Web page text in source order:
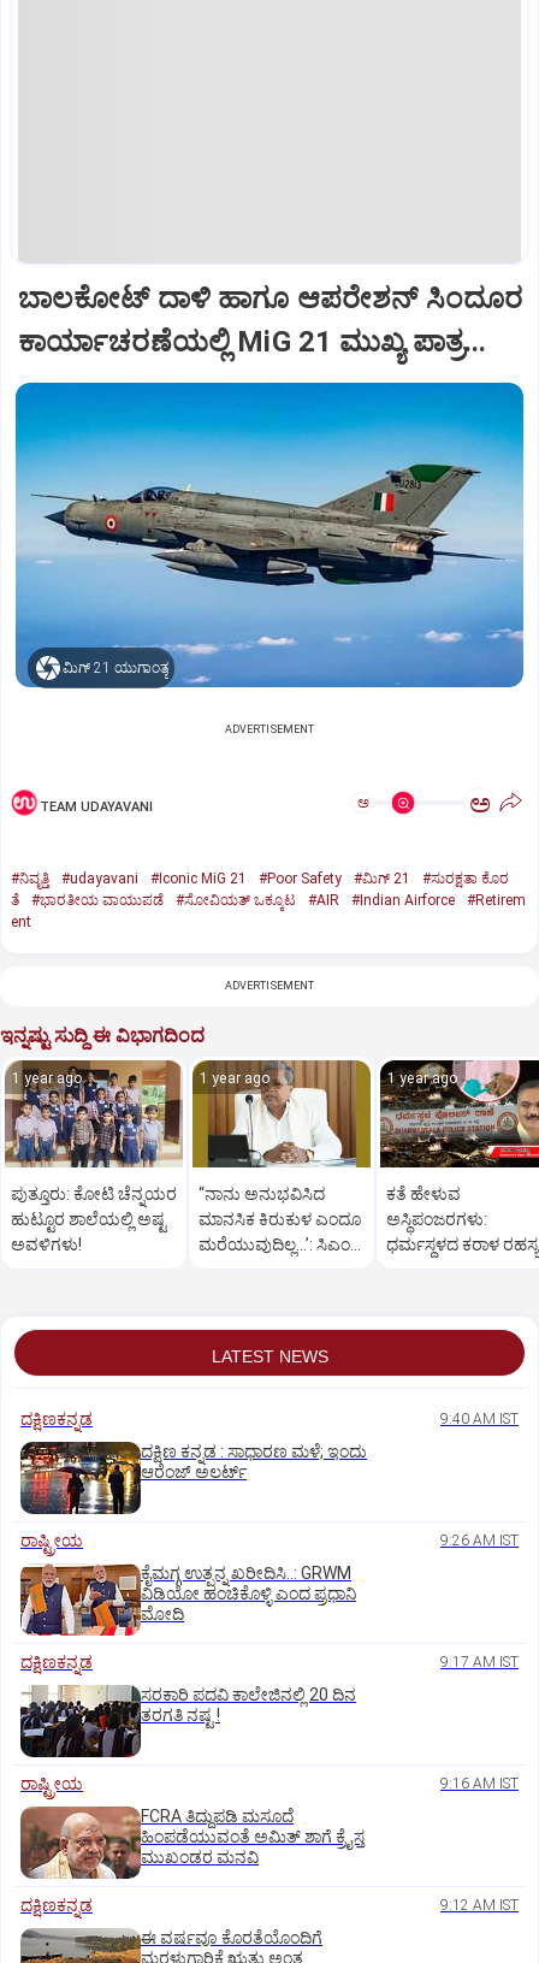
ಬಾಲಕೋಟ್‌ ದಾಳಿ ಹಾಗೂ ಆಪರೇಶನ್‌ ಸಿಂದೂರ
ಕಾರ್ಯಾಚರಣೆಯಲ್ಲಿ MiG 21 ಮುಖ್ಯ ಪಾತ್ರ...
ಮಿಗ್‌ 21 ಯುಗಾಂತ್ಯ
ADVERTISEMENT
TEAM UDAYAVANI ಅ ಅ
#ನಿವೃತ್ತಿ #udayavani #Iconic MiG 21 #Poor Safety #ಮಿಗ್‌ 21
#ಸುರಕ್ಷತಾ ಕೊರ
ತೆ
#ಭಾರತೀಯ ವಾಯುಪಡೆ #ಸೋವಿಯತ್‌ ಒಕ್ಕೂಟ #AIR #Indian Airforce
#Retirem
ent
ADVERTISEMENT
ಇನ್ನಷ್ಟು ಸುದ್ದಿ ಈ ವಿಭಾಗದಿಂದ
1 year ago
ಪುತ್ತೂರು: ಕೋಟಿ ಚೆನ್ನಯರ
ಹುಟ್ಟೂರ ಶಾಲೆಯಲ್ಲಿ ಅಷ್ಟ
ಅವಳಿಗಳು!
1 year ago
“ನಾನು ಅನುಭವಿಸಿದ
ಮಾನಸಿಕ ಕಿರುಕುಳ ಎಂದೂ
ಮರೆಯುವುದಿಲ್ಲ…’: ಸಿಎಂ
1 year ago
ಕತೆ ಹೇಳುವ
ಅಸ್ಥಿಪಂಜರಗಳು:
ಧರ್ಮಸ್ಥಳದ‌ ಕರಾಳ ರಹಸ್ಯ
LATEST NEWS
ದಕ್ಷಿಣಕನ್ನಡ 9:40 AM IST
ದಕ್ಷಿಣ ಕನ್ನಡ : ಸಾಧಾರಣ ಮಳೆ; ಇಂದು
ಆರೆಂಜ್‌ ಅಲರ್ಟ್
ರಾಷ್ಟ್ರೀಯ 9:26 AM IST
ಕೈಮಗ್ಗ ಉತ್ಪನ್ನ ಖರೀದಿಸಿ..: GRWM
ವಿಡಿಯೋ ಹಂಚಿಕೊಳ್ಳಿ ಎಂದ ಪ್ರಧಾನಿ
ಮೋದಿ
ದಕ್ಷಿಣಕನ್ನಡ 9:17 AM IST
ಸರಕಾರಿ ಪದವಿ ಕಾಲೇಜಿನಲ್ಲಿ 20 ದಿನ
ತರಗತಿ ನಷ್ಟ !
ರಾಷ್ಟ್ರೀಯ 9:16 AM IST
FCRA ತಿದ್ದುಪಡಿ ಮಸೂದೆ
ಹಿಂಪಡೆಯುವಂತೆ ಅಮಿತ್‌ ಶಾಗೆ ಕ್ರೈಸ್ತ
ಮುಖಂಡರ ಮನವಿ
ದಕ್ಷಿಣಕನ್ನಡ 9:12 AM IST
ಈ ವರ್ಷವೂ ಕೊರತೆಯೊಂದಿಗೆ
ಮರಳುಗಾರಿಕೆ ಋತು ಅಂತ್ಯ